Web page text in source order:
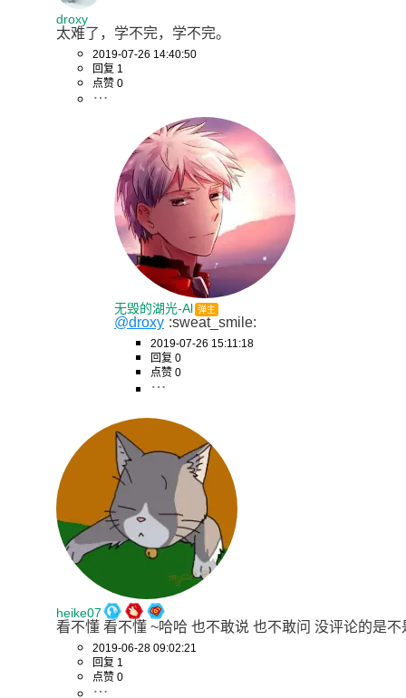
droxy
太难了，学不完，学不完。
2019-07-26 14:40:50
回复 1
点赞 0
无毁的湖光-Al 弹主
@droxy :sweat_smile:
2019-07-26 15:11:18
回复 0
点赞 0
heike07
看不懂 看不懂 ~哈哈 也不敢说 也不敢问 没评论的是
2019-06-28 09:02:21
回复 1
点赞 0